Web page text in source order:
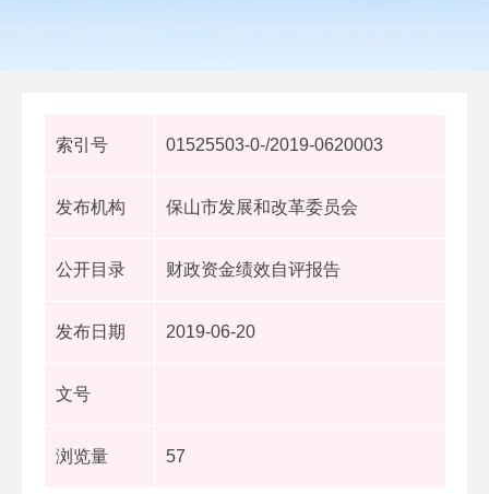
索引号 01525503-0-/2019-0620003
发布机构 保山市发展和改革委员会
公开目录 财政资金绩效自评报告
发布日期 2019-06-20
文号
浏览量 57